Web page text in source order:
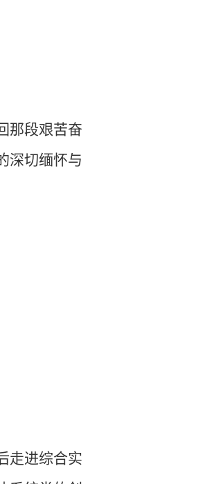
那段艰苦奋
深切缅怀与
走进综合实